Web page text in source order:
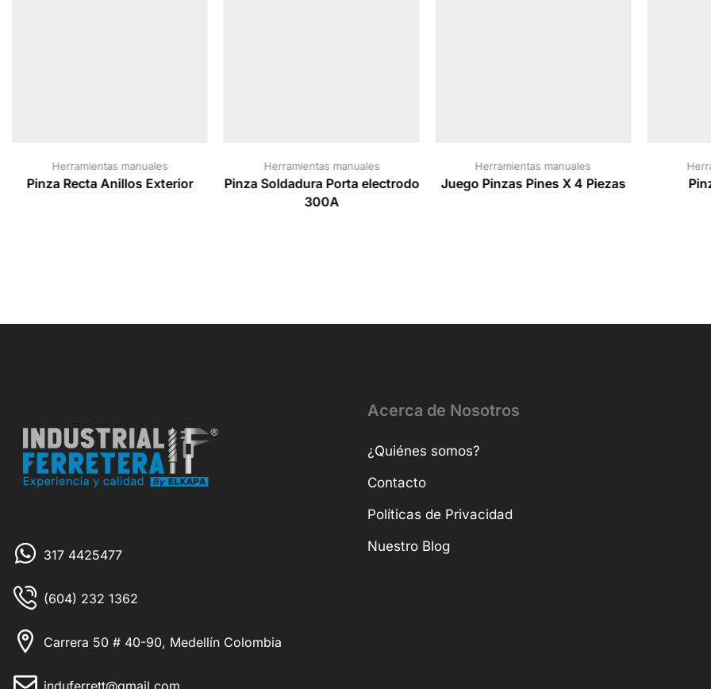
Herramientas manuales
Pinza Recta Anillos Exterior
Herramientas manuales
Pinza Soldadura Porta electrodo
300A
Herramientas manuales
Juego Pinzas Pines X 4 Piezas
317 4425477
(604) 232 1362
Carrera 50 # 40-90, Medellín Colombia
induferrett@gmail.com
Acerca de Nosotros
¿Quiénes somos?
Contacto
Políticas de Privacidad
Nuestro Blog